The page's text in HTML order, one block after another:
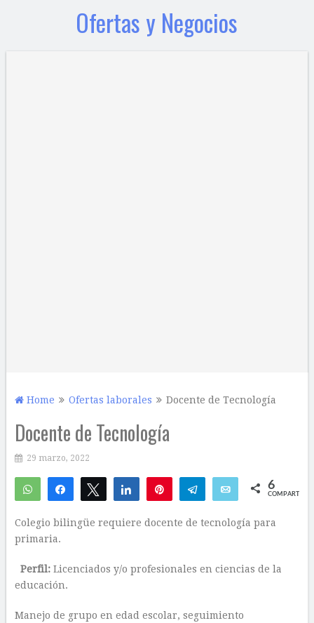
Ofertas y Negocios
Home Ofertas laborales Docente de Tecnología
Docente de Tecnología
29 marzo, 2022
WhatsAppCompartirTwittear Compartir Telegram Email 6
COMPARTIR
Colegio bilingüe requiere docente de tecnología para
primaria.
Perfil: Licenciados y/o profesionales en ciencias de la
educación.
Manejo de grupo en edad escolar, seguimiento